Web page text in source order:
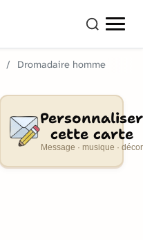
Dromadaire homme
Personnaliser
cette carte
Message · musique · décor